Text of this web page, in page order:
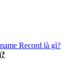
Record là gì?